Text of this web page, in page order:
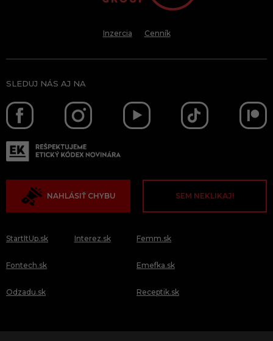
Inzercia Cenník
SLEDUJ NÁS AJ NA
NAHLÁSIŤ CHYBU SEM NEKLIKAJ!
StartItUp.sk
Fontech.sk
Odzadu.sk
Interez.sk Femm.sk
Emefka.sk
Receptik.sk